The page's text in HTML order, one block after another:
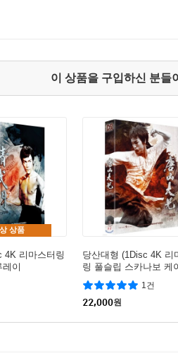
이 상품을 구입하신 분들
상품
4K 리마스터링
이
당산대형 (1Disc 4K 리
링 풀슬립 스카나보 케
블루레이
1건
22,000원